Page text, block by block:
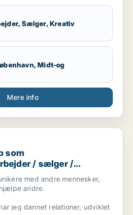
Sælger, Kreativ
Midt-og
Mere info
marketingmedarbejder / sælger /
som
/ sælger /
med andre mennesker,
andre.
jeg dannet relationer, udviklet